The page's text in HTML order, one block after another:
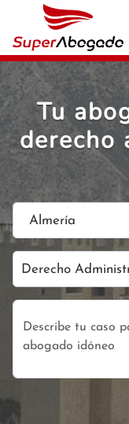
Tu
derecho
Almería
Derecho